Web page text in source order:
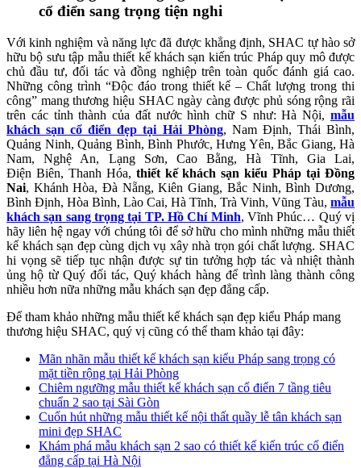
cổ điển sang trọng tiện nghi
Với kinh nghiệm và năng lực đã được khẳng định, SHAC tự hào sở
hữu bộ sưu tập mẫu thiết kế khách sạn kiến trúc Pháp quy mô được
chủ đầu tư, đối tác và đồng nghiệp trên toàn quốc đánh giá cao.
Những công trình “Độc đáo trong thiết kế – Chất lượng trong thi
công” mang thương hiệu SHAC ngày càng được phủ sóng rộng rãi
trên các tỉnh thành của đất nước hình chữ S như: Hà Nội, mẫu
khách sạn cổ điển đẹp tại Hải Phòng, Nam Định, Thái Bình,
Quảng Ninh, Quảng Bình, Bình Phước, Hưng Yên, Bắc Giang, Hà
Nam, Nghệ An, Lạng Sơn, Cao Bằng, Hà Tĩnh, Gia Lai,
Điện Biên, Thanh Hóa, thiết kế khách sạn kiểu Pháp tại Đồng
Nai, Khánh Hòa, Đà Nẵng, Kiên Giang, Bắc Ninh, Bình Dương,
Bình Định, Hòa Bình, Lào Cai, Hà Tĩnh, Trà Vinh, Vũng Tàu, mẫu
khách sạn sang trọng tại TP. Hồ Chí Minh, Vĩnh Phúc… Quý vị
hãy liên hệ ngay với chúng tôi để sở hữu cho mình những mẫu thiết
kế khách sạn đẹp cùng dịch vụ xây nhà trọn gói chất lượng. SHAC
hi vọng sẽ tiếp tục nhận được sự tin tưởng hợp tác và nhiệt thành
ủng hộ từ Quý đối tác, Quý khách hàng để trình làng thành công
nhiều hơn nữa những mẫu khách sạn đẹp đẳng cấp.
Để tham khảo những mẫu thiết kế khách sạn đẹp kiểu Pháp mang
thương hiệu SHAC, quý vị cũng có thể tham khảo tại đây:
Mãn nhãn mẫu thiết kế khách sạn kiểu Pháp sang trọng có
mặt tiền rộng tại Hải Phòng
Chiêm ngưỡng mẫu thiết kế khách sạn cổ điển 7 tầng tiêu
chuẩn 2 sao tại Sài Gòn
Cuốn hút những mẫu thiết kế nội thất quầy lễ tân khách sạn
mini đẹp SHAC
Khám phá mẫu khách sạn 2 sao có thiết kế kiến trúc cổ điển
đẳng cấp tại Hà Nội